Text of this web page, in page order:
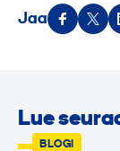
Jaa
Lue
BLOGI